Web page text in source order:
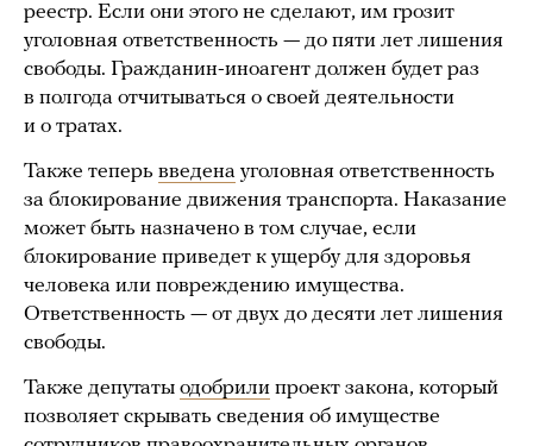
реестр. Если они этого не сделают, им грозит
уголовная ответственность — до пяти лет лишения
свободы. Гражданин-иноагент должен будет раз
в полгода отчитываться о своей деятельности
и о тратах.
Также теперь введена уголовная ответственность
за блокирование движения транспорта. Наказание
может быть назначено в том случае, если
блокирование приведет к ущербу для здоровья
человека или повреждению имущества.
Ответственность — от двух до десяти лет лишения
свободы.
Также депутаты одобрили проект закона, который
позволяет скрывать сведения об имуществе